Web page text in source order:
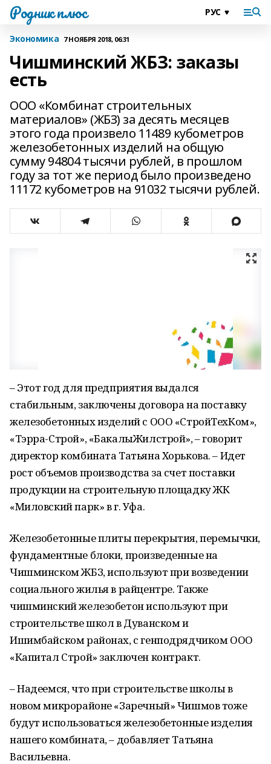
Родник плюс
Экономика 7 НОЯБРЯ 2018, 06:31
Чишминский ЖБЗ: заказы
есть
ООО «Комбинат строительных
материалов» (ЖБЗ) за десять месяцев
этого года произвело 11489 кубометров
железобетонных изделий на общую
сумму 94804 тысячи рублей, в прошлом
году за тот же период было произведено
11172 кубометров на 91032 тысячи рублей.
– Этот год для предприятия выдался
стабильным, заключены договора на поставку
железобетонных изделий с ООО «СтройТехКом»,
«Тэрра-Строй», «БакалыЖилстрой», – говорит
директор комбината Татьяна Хорькова. – Идет
рост объемов производства за счет поставки
продукции на строительную площадку ЖК
«Миловский парк» в г. Уфа.
Железобетонные плиты перекрытия, перемычки,
фундаментные блоки, произведенные на
Чишминском ЖБЗ, используют при возведении
социального жилья в райцентре. Также
чишминский железобетон используют при
строительстве школ в Дуванском и
Ишимбайском районах, с генподрядчиком ООО
«Капитал Строй» заключен контракт.
– Надеемся, что при строительстве школы в
новом микрорайоне «Заречный» Чишмов тоже
будут использоваться железобетонные изделия
нашего комбината, – добавляет Татьяна
Васильевна.